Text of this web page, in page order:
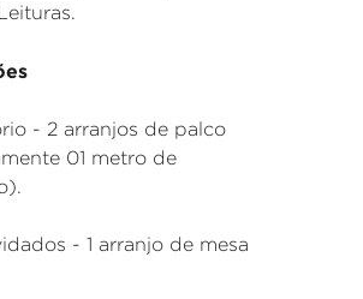
- 2 arranjos de palco
01 metro de
- 1 arranjo de mesa